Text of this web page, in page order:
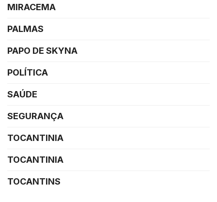
MIRACEMA
PALMAS
PAPO DE SKYNA
POLÍTICA
SAÚDE
SEGURANÇA
TOCANTINIA
TOCANTINIA
TOCANTINS